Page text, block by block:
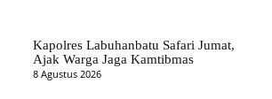
Kapolres Labuhanbatu Safari Jumat,
Ajak Warga Jaga Kamtibmas
8 Agustus 2026